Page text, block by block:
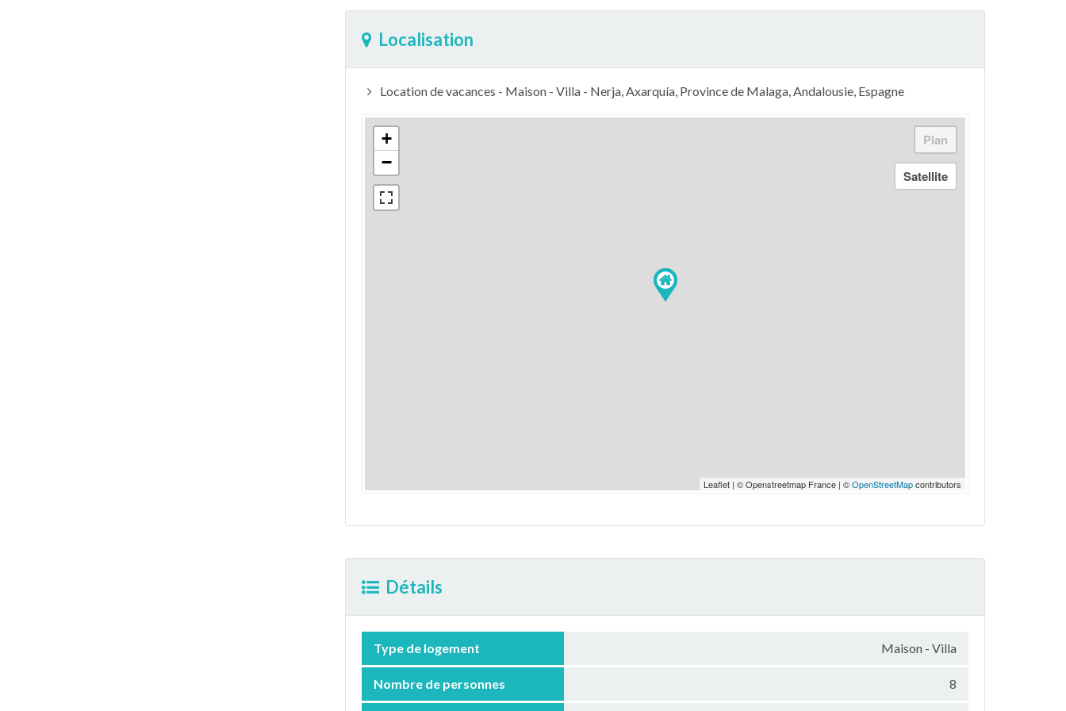
Localisation
Location de vacances - Maison - Villa - Nerja, Axarquía, Province de Malaga, Andalousie, Espagne
+
−
Leaflet | © Openstreetmap France | ©OpenStreetMapcontributors
Détails
Type de logement Maison - Villa
Nombre de personnes 8